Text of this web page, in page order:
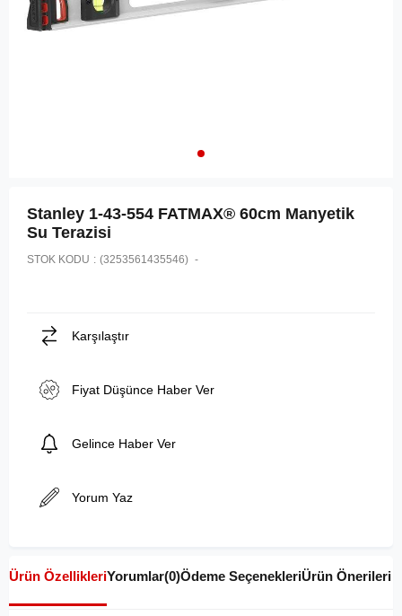
Stanley 1-43-554 FATMAX® 60cm Manyetik
Su Terazisi
STOK KODU (3253561435546)
Karşılaştır
Fiyat Düşünce Haber Ver
Gelince Haber Ver
Yorum Yaz
Ürün ÖzellikleriYorumlar(0)Ödeme SeçenekleriÜrün Önerileri